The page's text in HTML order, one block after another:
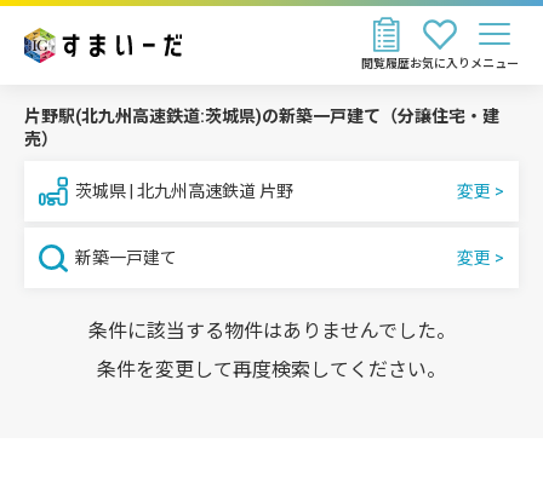
お気に入り
閲覧履歴 メニュー
片野駅(北九州高速鉄道:茨城県)の新築一戸建て（分譲住宅・建
売）
茨城県 | 北九州高速鉄道 片野
新築一戸建て
条件に該当する物件はありませんでした。
条件を変更して再度検索してください。